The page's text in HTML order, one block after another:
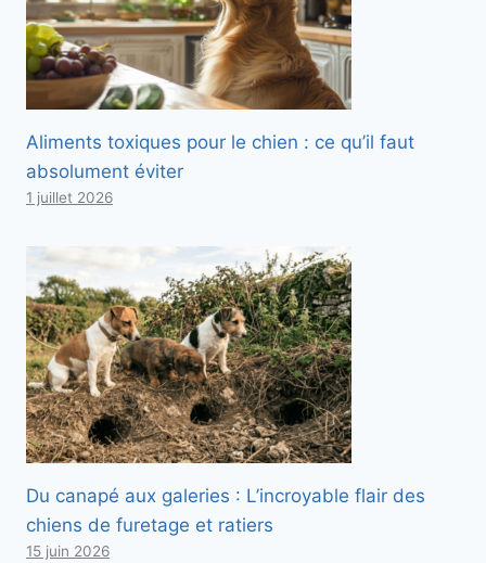
Aliments toxiques pour le chien : ce qu’il faut
absolument éviter
1 juillet 2026
Du canapé aux galeries : L’incroyable flair des
chiens de furetage et ratiers
15 juin 2026